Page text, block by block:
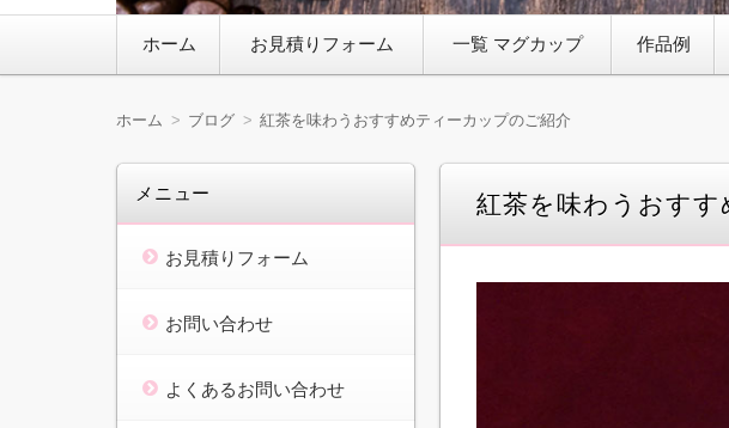
ホーム お見積りフォーム 一覧 マグカップ 作品例
ホーム ブログ 紅茶を味わうおすすめティーカップのご紹介
紅茶を味わうおす
メニュー
お見積りフォーム
お問い合わせ
よくあるお問い合わせ